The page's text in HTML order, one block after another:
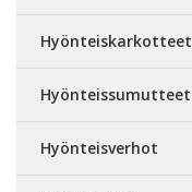
Hyönteiskarkotteet
Hyönteissumutteet
Hyönteisverhot